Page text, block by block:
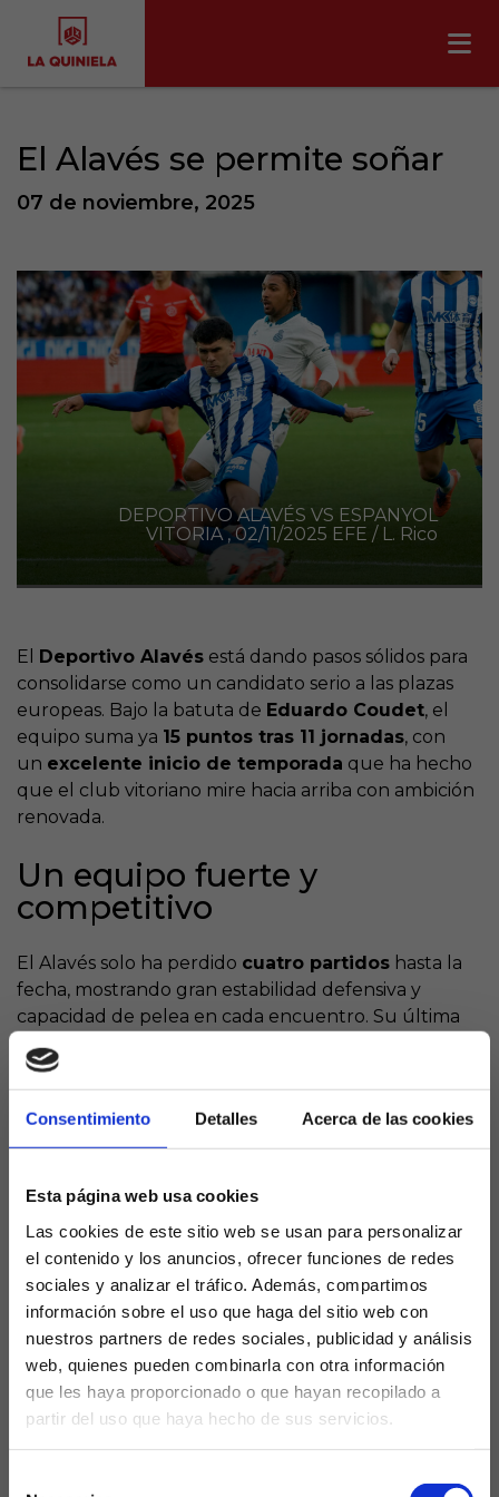
Consentimiento Detalles Acerca de las cookies
Esta página web usa cookies
Las cookies de este sitio web se usan para personalizar
el contenido y los anuncios, ofrecer funciones de redes
sociales y analizar el tráfico. Además, compartimos
información sobre el uso que haga del sitio web con
nuestros partners de redes sociales, publicidad y análisis
web, quienes pueden combinarla con otra información
que les haya proporcionado o que hayan recopilado a
partir del uso que haya hecho de sus servicios.
¿Eres mayor de edad?
El Alavés se permite soñar
07 de noviembre, 2025
DEPORTIVO ALAVÉS VS ESPANYOL
VITORIA , 02/11/2025 EFE / L. Rico
El Deportivo Alavés está dando pasos sólidos para
consolidarse como un candidato serio a las plazas
europeas. Bajo la batuta de Eduardo Coudet, el
equipo suma ya 15 puntos tras 11 jornadas, con
un excelente inicio de temporada que ha hecho
que el club vitoriano mire hacia arriba con ambición
renovada.
Un equipo fuerte y
competitivo
El Alavés solo ha perdido cuatro partidos hasta la
fecha, mostrando gran estabilidad defensiva y
capacidad de pelea en cada encuentro. Su última
victoria ante el Espanyol fue una demostración clara
de esa fuerza, logrando un triunfo clave que ha
reforzado la moral y la confianza del grupo.
capacidad ofensiva, que se ha convertido en uno de
los conjuntos más en forma de LaLiga EA Sports en
este arranque de curso.
Próximo reto en Montilivi: el
Girona como prueba de
fuego
Este fin de semana, el Alavés visitaráMontilivi
medirse al Girona, el colista, en un encuentro clave